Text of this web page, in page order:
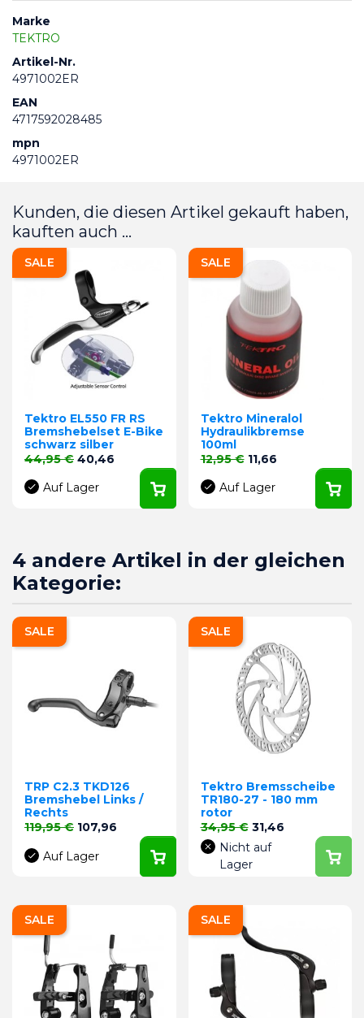
Marke
TEKTRO
Artikel-Nr.
4971002ER
EAN
4717592028485
mpn
4971002ER
Kunden, die diesen Artikel gekauft haben,
kauften auch ...
Tektro EL550 FR RS
Bremshebelset E-Bike
schwarz silber
Verkaufspreis
44,95 € Preis
40,46
Auf Lager
SALE
Tektro Mineralol
Hydraulikbremse
100ml
Verkaufspreis
12,95 € Preis
11,66
Auf Lager
SALE
4 andere Artikel in der gleichen
Kategorie:
TRP C2.3 TKD126
Bremshebel Links /
Rechts
Verkaufspreis
119,95 € Preis
107,96
Auf Lager
SALE
Tektro Bremsscheibe
TR180-27 - 180 mm
rotor
Verkaufspreis
34,95 € Preis
31,46
Nicht auf
Lager
SALE
SALE SALE